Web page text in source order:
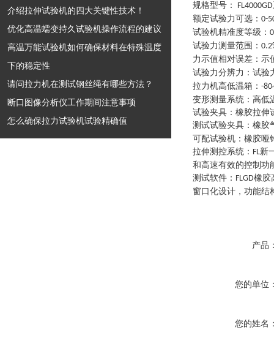
介绍拉伸试验机的四大关键性技术！
优化高温蠕变持久试验机操作流程的建议
高温万能试验机如何确保材料在特殊温度
下的稳定性
请问拉力机在测试钢丝绳有哪些方法？
断口图像分析仪工作期间注意事项
怎么确保拉力试验机试验精确值
规格型号 ： FL4000GD
额定试验力可选 ： 0-
试验机精准度等级 ：
试验力测量范围 ：
力示值相对误差 ： 示
试验力分辨力 ： 试验
拉力机高低温箱 ： -
变形测量系统 ： 高低
试验夹具 ： 橡胶拉伸
测试试验夹具 ： 橡胶
可配试验机 ： 橡胶哑
拉伸测控系统 ： FL新
和高速有效的控制功
测试软件 ： FLGD橡胶
窗口化设计，功能结
产品
您的单位
您的姓名